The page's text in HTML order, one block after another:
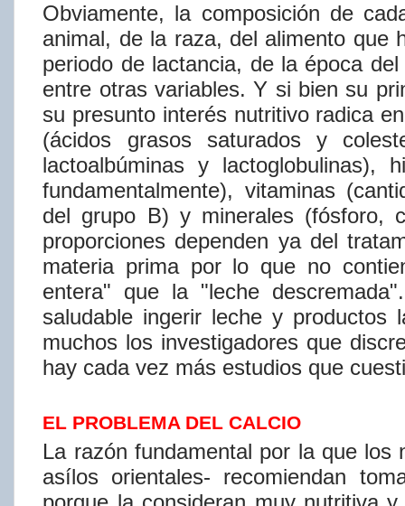
Obviamente, la composición de
animal, de la raza, del alimento que
periodo de lactancia, de la época
entre otras variables. Y si bien su
su presunto interés nutritivo radica
(ácidos grasos saturados y
lactoalbúminas y lactoglobulinas),
fundamentalmente), vitaminas
del grupo B) y minerales (fósforo,
proporciones dependen ya del
materia prima por lo que no
entera" que la "leche
saludable ingerir leche y productos
muchos los investigadores que
hay cada vez más estudios que
EL PROBLEMA DEL CALCIO
La razón fundamental por la que los
así​los orientales- recomiendan